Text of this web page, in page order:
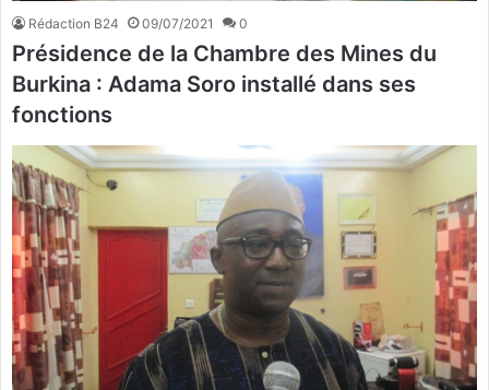
Rédaction B24 09/07/2021 0
Présidence de la Chambre des Mines du
Burkina : Adama Soro installé dans ses
fonctions